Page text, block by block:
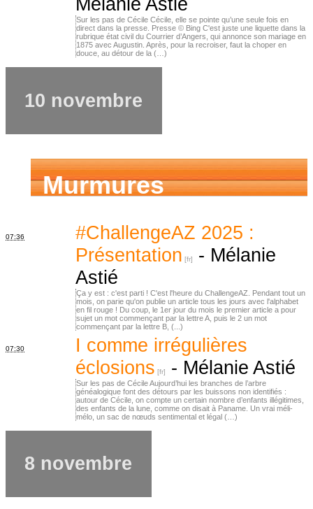
Sur les pas de Cécile Cécile, elle se pointe qu’une seule fois en
direct dans la presse. Presse © Bing C'est juste une liquette dans la
rubrique état civil du Courrier d’Angers, qui annonce son mariage en
1875 avec Augustin. Après, pour la recroiser, faut la choper en
douce, au détour de la (…)
10 novembre
Murmures
d’ancêtres
07:36
#ChallengeAZ 2025 :
Présentation
- Mélanie
Astié
Ça y est : c'est parti ! C'est l'heure du ChallengeAZ. Pendant tout un
mois, on parie qu'on publie un article tous les jours avec l'alphabet
en fil rouge ! Du coup, le 1er jour du mois le premier article a pour
sujet un mot commençant par la lettre A, puis le 2 un mot
commençant par la lettre B, (...)
07:30
I comme irrégulières
éclosions
- Mélanie Astié
Sur les pas de Cécile Aujourd’hui les branches de l’arbre
généalogique font des détours par les buissons non identifiés :
autour de Cécile, on compte un certain nombre d’enfants illégitimes,
des enfants de la lune, comme on disait à Paname. Un vrai méli-
mélo, un sac de nœuds sentimental et légal (…)
8 novembre